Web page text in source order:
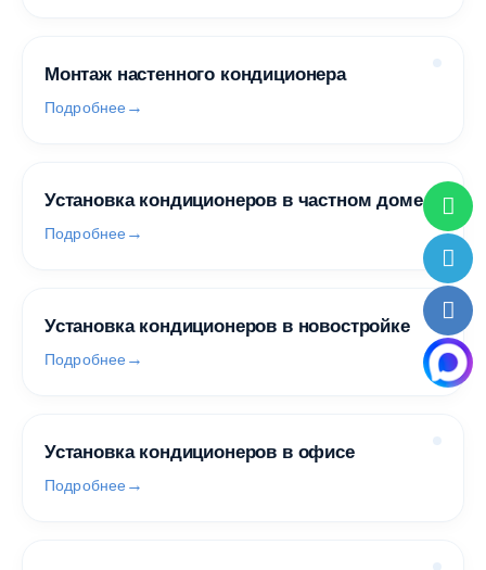
Монтаж настенного кондиционера
Подробнее
Установка кондиционеров в частном доме
Подробнее
Установка кондиционеров в новостройке
Подробнее
Установка кондиционеров в офисе
Подробнее